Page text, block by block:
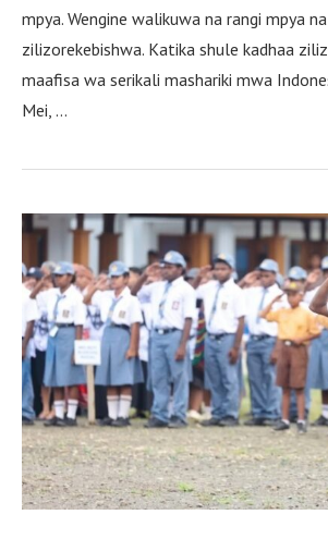
mpya. Wengine walikuwa na rangi mpya
zilizorekebishwa. Katika shule kadhaa
maafisa wa serikali mashariki mwa
Mei, …